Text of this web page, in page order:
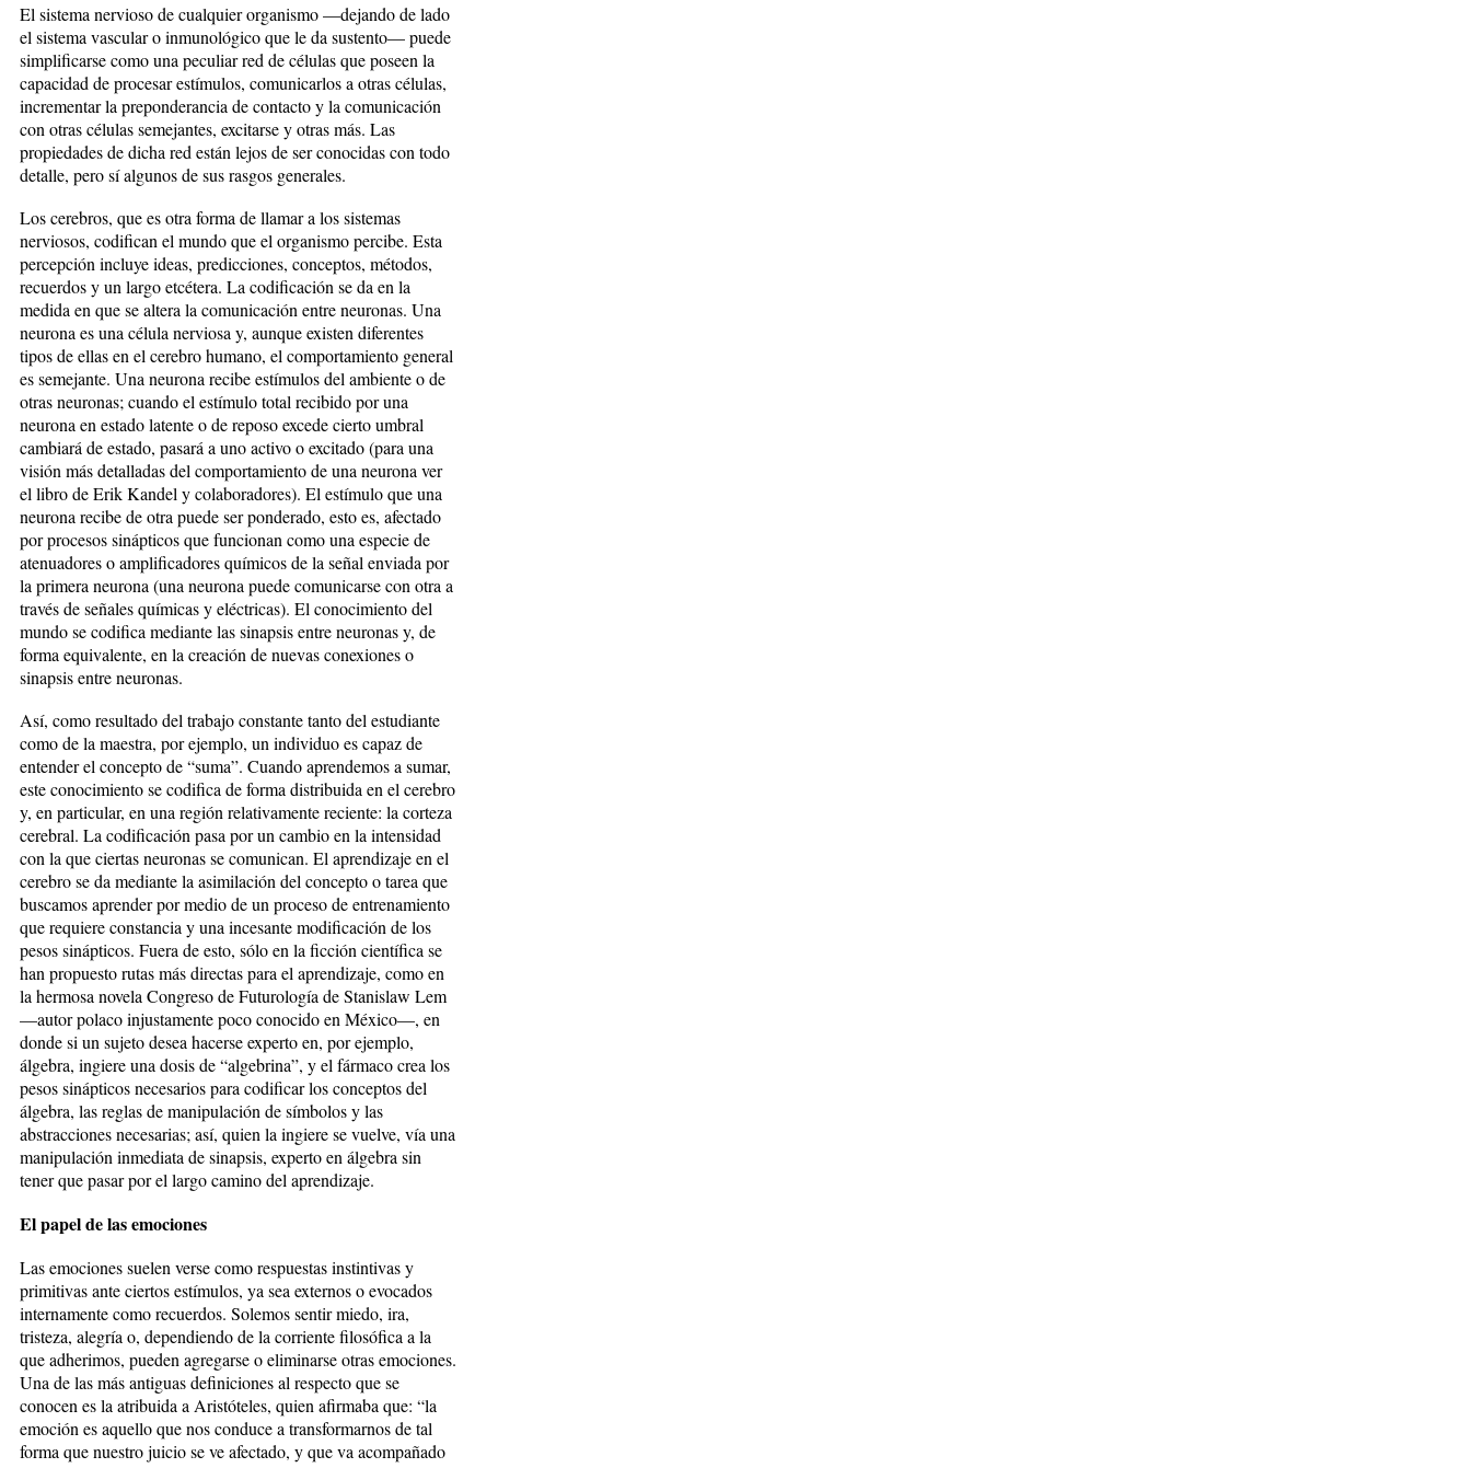
El sistema nervioso de cualquier organismo —dejando de lado
el sistema vascular o inmunológico que le da sustento— puede
simplificarse como una peculiar red de células que poseen la
capacidad de procesar estímulos, comunicarlos a otras células,
incrementar la preponderancia de contacto y la comunicación
con otras células semejantes, excitarse y otras más. Las
propiedades de dicha red están lejos de ser conocidas con todo
detalle, pero sí algunos de sus rasgos generales.
Los cerebros, que es otra forma de llamar a los sistemas
nerviosos, codifican el mundo que el organismo percibe. Esta
percepción incluye ideas, predicciones, conceptos, métodos,
recuerdos y un largo etcétera. La codificación se da en la
medida en que se altera la comunicación entre neuronas. Una
neurona es una célula nerviosa y, aunque existen diferentes
tipos de ellas en el cerebro humano, el comportamiento general
es semejante. Una neurona recibe estímulos del ambiente o de
otras neuronas; cuando el estímulo total recibido por una
neurona en estado latente o de reposo excede cierto umbral
cambiará de estado, pasará a uno activo o excitado (para una
visión más detalladas del comportamiento de una neurona ver
el libro de Erik Kandel y colaboradores). El estímulo que una
neurona recibe de otra puede ser ponderado, esto es, afectado
por procesos sinápticos que funcionan como una especie de
atenuadores o amplificadores químicos de la señal enviada por
la primera neurona (una neurona puede comunicarse con otra a
través de señales químicas y eléctricas). El conocimiento del
mundo se codifica mediante las sinapsis entre neuronas y, de
forma equivalente, en la creación de nuevas conexiones o
sinapsis entre neuronas.
Así, como resultado del trabajo constante tanto del estudiante
como de la maestra, por ejemplo, un individuo es capaz de
entender el concepto de “suma”. Cuando aprendemos a sumar,
este conocimiento se codifica de forma distribuida en el cerebro
y, en particular, en una región relativamente reciente: la corteza
cerebral. La codificación pasa por un cambio en la intensidad
con la que ciertas neuronas se comunican. El aprendizaje en el
cerebro se da mediante la asimilación del concepto o tarea que
buscamos aprender por medio de un proceso de entrenamiento
que requiere constancia y una incesante modificación de los
pesos sinápticos. Fuera de esto, sólo en la ficción científica se
han propuesto rutas más directas para el aprendizaje, como en
la hermosa novela Congreso de Futurología de Stanislaw Lem
—autor polaco injustamente poco conocido en México—, en
donde si un sujeto desea hacerse experto en, por ejemplo,
álgebra, ingiere una dosis de “algebrina”, y el fármaco crea los
pesos sinápticos necesarios para codificar los conceptos del
álgebra, las reglas de manipulación de símbolos y las
abstracciones necesarias; así, quien la ingiere se vuelve, vía una
manipulación inmediata de sinapsis, experto en álgebra sin
tener que pasar por el largo camino del aprendizaje.
El papel de las emociones
Las emociones suelen verse como respuestas instintivas y
primitivas ante ciertos estímulos, ya sea externos o evocados
internamente como recuerdos. Solemos sentir miedo, ira,
tristeza, alegría o, dependiendo de la corriente filosófica a la
que adherimos, pueden agregarse o eliminarse otras emociones.
Una de las más antiguas definiciones al respecto que se
conocen es la atribuida a Aristóteles, quien afirmaba que: “la
emoción es aquello que nos conduce a transformarnos de tal
forma que nuestro juicio se ve afectado, y que va acompañado